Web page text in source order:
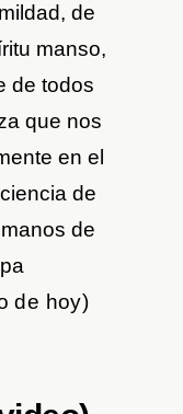
de
manso,
de todos
que nos
en el
de
de
de hoy)